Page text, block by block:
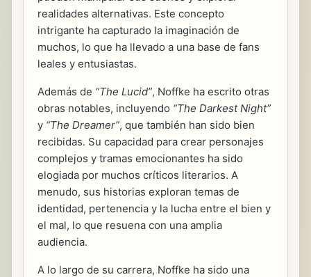
realidades alternativas. Este concepto
intrigante ha capturado la imaginación de
muchos, lo que ha llevado a una base de fans
leales y entusiastas.
Además de “The Lucid”, Noffke ha escrito otras
obras notables, incluyendo “The Darkest Night”
y “The Dreamer”, que también han sido bien
recibidas. Su capacidad para crear personajes
complejos y tramas emocionantes ha sido
elogiada por muchos críticos literarios. A
menudo, sus historias exploran temas de
identidad, pertenencia y la lucha entre el bien y
el mal, lo que resuena con una amplia
audiencia.
A lo largo de su carrera, Noffke ha sido una